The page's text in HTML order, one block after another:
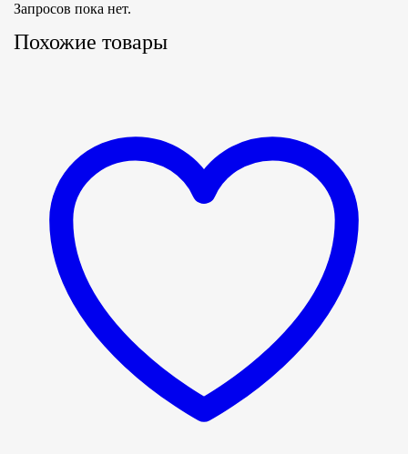
Запросов пока нет.
Похожие товары